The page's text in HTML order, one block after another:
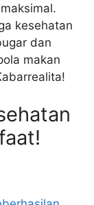
kesehatan
dan
makan